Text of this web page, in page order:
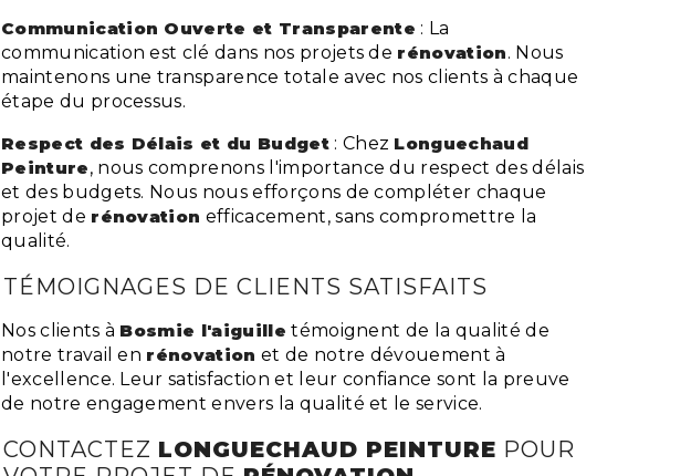
Communication Ouverte et Transparente : La
communication est clé dans nos projets de rénovation. Nous
maintenons une transparence totale avec nos clients à chaque
étape du processus.
Respect des Délais et du Budget: Chez Longuechaud
Peinture, nous comprenons l'importance du respect des délais
et des budgets. Nous nous efforçons de compléter chaque
projet de rénovation efficacement, sans compromettre la
qualité.
TÉMOIGNAGES DE CLIENTS SATISFAITS
Nos clients à Bosmie l'aiguille témoignent de la qualité de
notre travail en rénovation et de notre dévouement à
l'excellence. Leur satisfaction et leur confiance sont la preuve
de notre engagement envers la qualité et le service.
CONTACTEZ LONGUECHAUD PEINTURE POUR